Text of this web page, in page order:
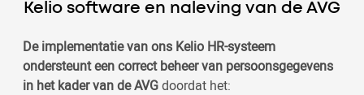
Kelio software en naleving van de AVG
De implementatie van ons Kelio HR-systeem
ondersteunt een correct beheer van persoonsgegevens
in het kader van de AVGdoordat het: